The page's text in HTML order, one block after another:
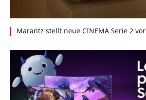
Marantz stellt neue CINEMA Serie 2 vor